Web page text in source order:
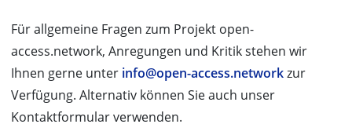
Für allgemeine Fragen zum Projekt open-
access.network, Anregungen und Kritik stehen wir
Ihnen gerne unter info@open-access.networkzur
Verfügung. Alternativ können Sie auch unser
Kontaktformular verwenden.